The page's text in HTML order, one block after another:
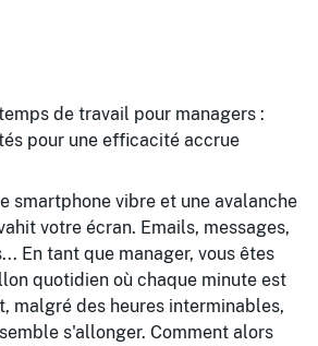
smartphone vibre et une avalanche
votre écran. Emails, messages,
En tant que manager, vous êtes
quotidien où chaque minute est
malgré des heures interminables,
s'allonger. Comment alors